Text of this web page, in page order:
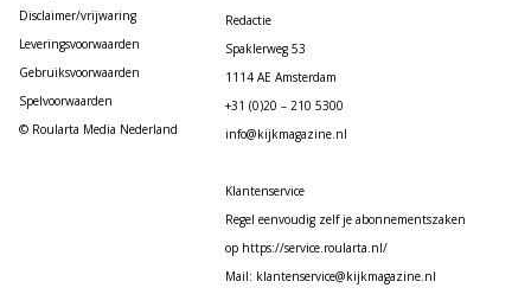
Disclaimer/vrijwaring
Leveringsvoorwaarden
Gebruiksvoorwaarden
Spelvoorwaarden
© Roularta Media Nederland
Redactie
Spaklerweg 53
1114 AE Amsterdam
+31 (0)20 – 210 5300
info@kijkmagazine.nl
Klantenservice
Regel eenvoudig zelf je abonnementszaken
op https://service.roularta.nl/
Mail: klantenservice@kijkmagazine.nl